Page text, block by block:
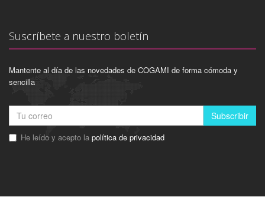
Suscríbete a nuestro boletín
Mantente al día de las novedades de COGAMI de forma cómoda y
sencilla
Subscribir
He leído y acepto la política de privacidad